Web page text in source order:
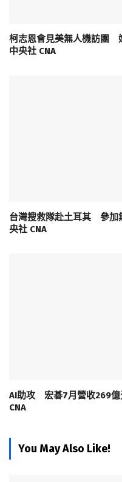
柯志恩會見美無人機訪團
中央社 CNA
台灣搜救隊赴土耳其 參加
央社 CNA
AI助攻 宏碁7月營收269億
CNA
You May Also Like!